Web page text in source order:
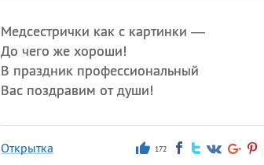
Медсестрички как с картинки —
До чего же хороши!
В праздник профессиональный
Вас поздравим от души!
Открытка 172